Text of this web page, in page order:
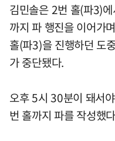
김민솔은 2번 홀(파3)
까지 파 행진을 이어가
홀(파3)을 진행하던 도
가 중단됐다.
오후 5시 30분이 돼서
번 홀까지 파를 작성했